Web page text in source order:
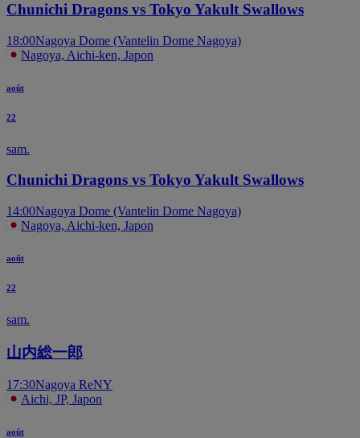
Chunichi Dragons vs Tokyo Yakult Swallows
18:00Nagoya Dome (Vantelin Dome Nagoya)
Nagoya, Aichi-ken, Japon
août
22
sam.
Chunichi Dragons vs Tokyo Yakult Swallows
14:00Nagoya Dome (Vantelin Dome Nagoya)
Nagoya, Aichi-ken, Japon
août
22
sam.
山内総一郎
17:30Nagoya ReNY
Aichi, JP, Japon
août